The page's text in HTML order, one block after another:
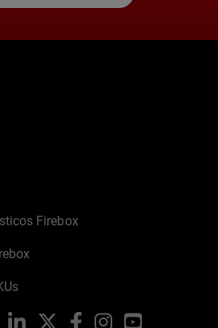
Firebox
LinkedIn FacebookInstagramYouTube